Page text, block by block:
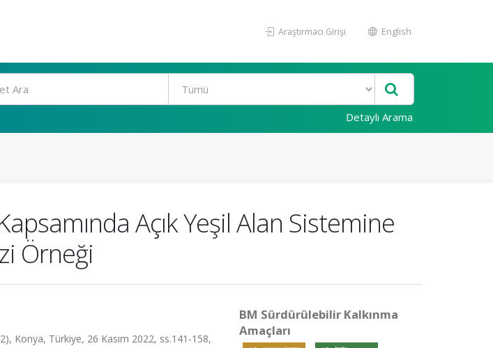
Araştırmacı Girişi English
Detaylı Arama
Açık Yeşil Alan Sistemine
Örneği
Konya, Türkiye, 26 Kasım 2022, ss.141-158,
BM Sürdürülebilir Kalkınma
Amaçları